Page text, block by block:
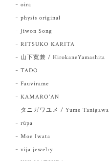
oira
physis original
Jiwon Song
RITSUKO KARITA
山下寛兼 / HirokaneYamashita
TADO
Fauvirame
KAMARO'AN
タニガワユメ / Yume Tanigawa
rūpa
Moe Iwata
vija jewelry